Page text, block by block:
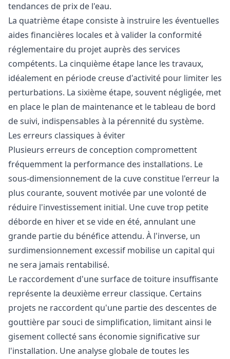
tendances de prix de l'eau.
La quatrième étape consiste à instruire les éventuelles
aides financières locales et à valider la conformité
réglementaire du projet auprès des services
compétents. La cinquième étape lance les travaux,
idéalement en période creuse d'activité pour limiter les
perturbations. La sixième étape, souvent négligée, met
en place le plan de maintenance et le tableau de bord
de suivi, indispensables à la pérennité du système.
Les erreurs classiques à éviter
Plusieurs erreurs de conception compromettent
fréquemment la performance des installations. Le
sous-dimensionnement de la cuve constitue l'erreur la
plus courante, souvent motivée par une volonté de
réduire l'investissement initial. Une cuve trop petite
déborde en hiver et se vide en été, annulant une
grande partie du bénéfice attendu. À l'inverse, un
surdimensionnement excessif mobilise un capital qui
ne sera jamais rentabilisé.
Le raccordement d'une surface de toiture insuffisante
représente la deuxième erreur classique. Certains
projets ne raccordent qu'une partie des descentes de
gouttière par souci de simplification, limitant ainsi le
gisement collecté sans économie significative sur
l'installation. Une analyse globale de toutes les